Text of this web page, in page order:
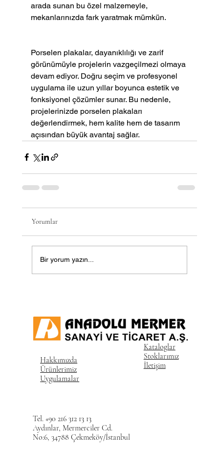
arada sunan bu özel malzemeyle,
mekanlarınızda fark yaratmak mümkün.
Porselen plakalar, dayanıklılığı ve zarif
görünümüyle projelerin vazgeçilmezi olmaya
devam ediyor. Doğru seçim ve profesyonel
uygulama ile uzun yıllar boyunca estetik ve
fonksiyonel çözümler sunar. Bu nedenle,
projelerinizde porselen plakaları
değerlendirmek, hem kalite hem de tasarım
açısından büyük avantaj sağlar.
Yorumlar
Bir yorum yazın...
Hakkımızda
Ürünlerimiz
Uygulamalar
Kataloglar
Stoklarımız
İletişim
Tel. +90 216 312 13 13
Aydınlar, Mermerciler Cd.
No:6, 34788 Çekmeköy/İstanbul